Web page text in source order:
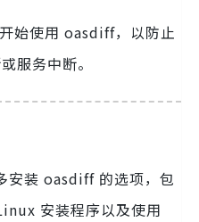
始使用 oasdiff，以防止
服务中断。
安装 oasdiff 的选项，包
安装程序以及使用